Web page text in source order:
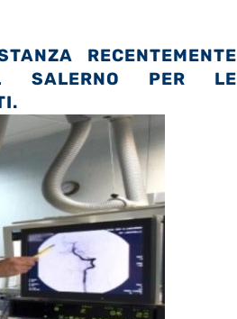
RECENTEMENTE
SALERNO PER LE